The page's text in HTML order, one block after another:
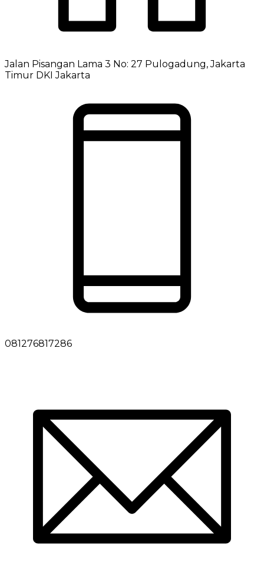
Jalan Pisangan Lama 3 No: 27 Pulogadung, Jakarta
Timur DKI Jakarta
081276817286